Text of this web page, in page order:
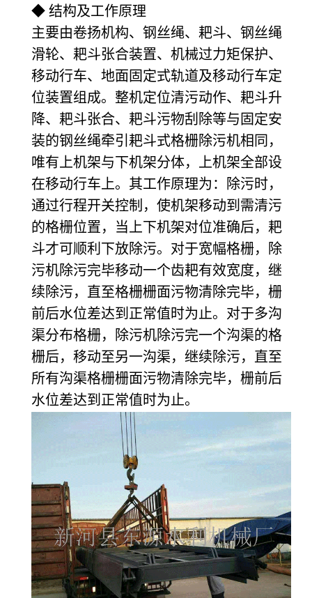
◆ 结构及工作原理
主要由卷扬机构、钢丝绳、耙斗、钢丝绳
滑轮、耙斗张合装置、机械过力矩保护、
移动行车、地面固定式轨道及移动行车定
位装置组成。整机定位清污动作、耙斗升
降、耙斗张合、耙斗污物刮除等与固定安
装的钢丝绳牵引耙斗式格栅除污机相同，
唯有上机架与下机架分体，上机架全部设
在移动行车上。其工作原理为：除污时，
通过行程开关控制，使机架移动到需清污
的格栅位置，当上下机架对位准确后，耙
斗才可顺利下放除污。对于宽幅格栅，除
污机除污完毕移动一个齿耙有效宽度，继
续除污，直至格栅栅面污物清除完毕，栅
前后水位差达到正常值时为止。对于多沟
渠分布格栅，除污机除污完一个沟渠的格
栅后，移动至另一沟渠，继续除污，直至
所有沟渠格栅栅面污物清除完毕，栅前后
水位差达到正常值时为止。